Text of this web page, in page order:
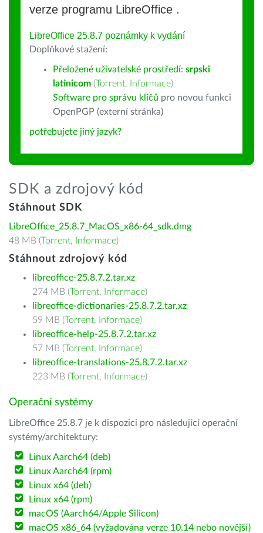
verze programu LibreOffice .
LibreOffice 25.8.7 poznámky k vydání
Doplňkové stažení:
Přeložené uživatelské prostředí: srpski
latinicom (Torrent, Informace)
Software pro správu klíčů pro novou funkci
OpenPGP (externí stránka)
potřebujete jiný jazyk?
SDK a zdrojový kód
Stáhnout SDK
LibreOffice_25.8.7_MacOS_x86-64_sdk.dmg
48 MB (Torrent, Informace)
Stáhnout zdrojový kód
libreoffice-25.8.7.2.tar.xz
274 MB (Torrent, Informace)
libreoffice-dictionaries-25.8.7.2.tar.xz
59 MB (Torrent, Informace)
libreoffice-help-25.8.7.2.tar.xz
57 MB (Torrent, Informace)
libreoffice-translations-25.8.7.2.tar.xz
223 MB (Torrent, Informace)
Operační systémy
LibreOffice 25.8.7 je k dispozici pro následující operační
systémy/architektury:
Linux Aarch64 (deb)
Linux Aarch64 (rpm)
Linux x64 (deb)
Linux x64 (rpm)
macOS (Aarch64/Apple Silicon)
macOS x86_64 (vyžadována verze 10.14 nebo novější)